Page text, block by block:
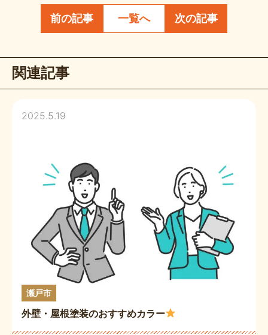
前の記事 一覧へ 次の記事
関連記事
2025.5.19
瀬戸市
外壁・屋根塗装のおすすめカラー